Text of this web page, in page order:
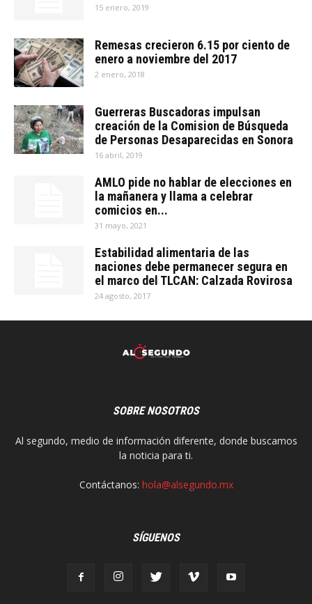
15 enero, 2019
Remesas crecieron 6.15 por ciento de
enero a noviembre del 2017
2 enero, 2018
Guerreras Buscadoras impulsan
creación de la Comision de Búsqueda
de Personas Desaparecidas en Sonora
16 abril, 2019
AMLO pide no hablar de elecciones en
la mañanera y llama a celebrar
comicios en...
31 mayo, 2021
Estabilidad alimentaria de las
naciones debe permanecer segura en
el marco del TLCAN: Calzada Rovirosa
24 agosto, 2017
SOBRE NOSOTROS
Al segundo, medio de información diferente, donde buscamos
la noticia para ti.
Contáctanos: hola@alsegundo.mx
SÍGUENOS